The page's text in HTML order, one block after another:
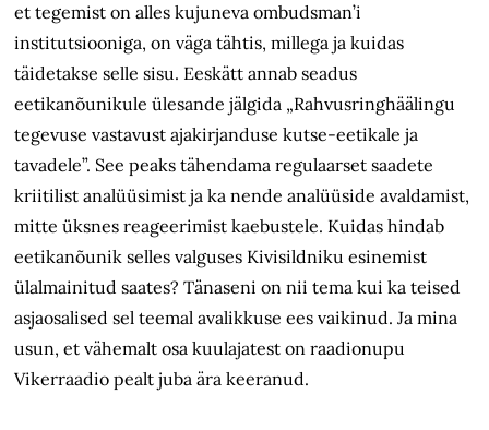
et tegemist on alles kujuneva ombudsman’i
institutsiooniga, on väga tähtis, millega ja kuidas
täidetakse selle sisu. Eeskätt annab seadus
eetikanõunikule ülesande jälgida „Rahvusringhäälingu
tegevuse vastavust ajakirjanduse kutse-eetikale ja
tavadele”. See peaks tähendama regulaarset saadete
kriitilist analüüsimist ja ka nende analüüside avaldamist,
mitte üksnes reageerimist kaebustele. Kuidas hindab
eetikanõunik selles valguses Kivisildniku esinemist
ülalmainitud saates? Tänaseni on nii tema kui ka teised
asjaosalised sel teemal avalikkuse ees vaikinud. Ja mina
usun, et vähemalt osa kuulajatest on raadionupu
Vikerraadio pealt juba ära keeranud.